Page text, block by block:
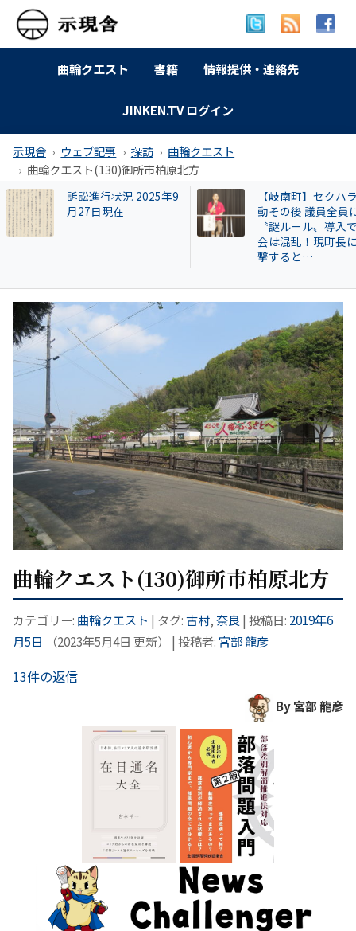
曲輪クエスト 書籍 情報提供・連絡先
JINKEN.TV ログイン
示現舎 ウェブ記事 探訪
曲輪クエスト
曲輪クエスト(130)御所市柏原北方
【岐南町】セクハラ騒
動その後 議員全員に
【交野市⑮】猛暑
吐した女子中学生
「掃除していけ」
揄した山本景市長
者抗議も市は無視
曲輪クエスト(130)御所市柏原北方
カテゴリー: 曲輪クエスト | タグ:古村,奈良 | 投稿日: 2019年6
月5日
（2023年5月4日 更新） | 投稿者: 宮部 龍彦
13件の返信
By 宮部 龍彦